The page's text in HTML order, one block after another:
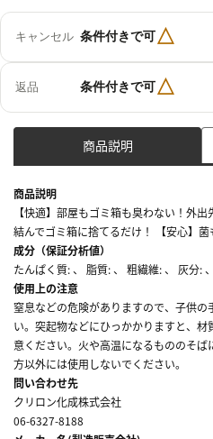
キャンセル 条件付きで可△
返品 条件付きで可△
商品説明
商品説明
【快適】部屋もゴミ箱も臭わない！外出
結んでゴミ箱に捨てるだけ！ 【安心】菌
成分（保証分析値）
たんぱく質: 、 脂質: 、 粗繊維: 、 灰分:
使用上の注意
窒息などの危険がありますので、子供
い。突起物などにひっかかりますと、
意ください。火や高温になるもののそ
方以外には使用しないでください。
問い合わせ先
クリロン化成株式会社
06-6327-8188